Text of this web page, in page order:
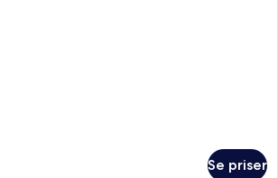
Se priser